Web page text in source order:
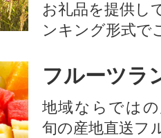
お礼品を提供し
ンキング形式で
フルーツラ
地域ならでは
旬の産地直送フ